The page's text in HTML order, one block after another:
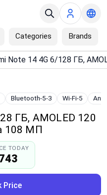
Categories Brands
Bluetooth-5-3 Wi-Fi-5
ГБ, AMOLED 120
108 МП
TODAY
Price